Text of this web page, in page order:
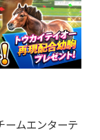
ームエンターテ